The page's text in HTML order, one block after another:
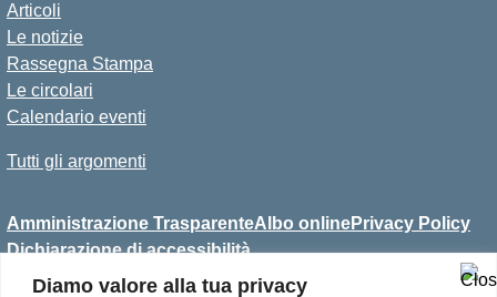
Diamo valore alla tua privacy
Articoli
Le notizie
Rassegna Stampa
Le circolari
Calendario eventi
Tutti gli argomenti
Amministrazione TrasparenteAlbo onlinePrivacy Policy
Dichiarazione di accessibilità